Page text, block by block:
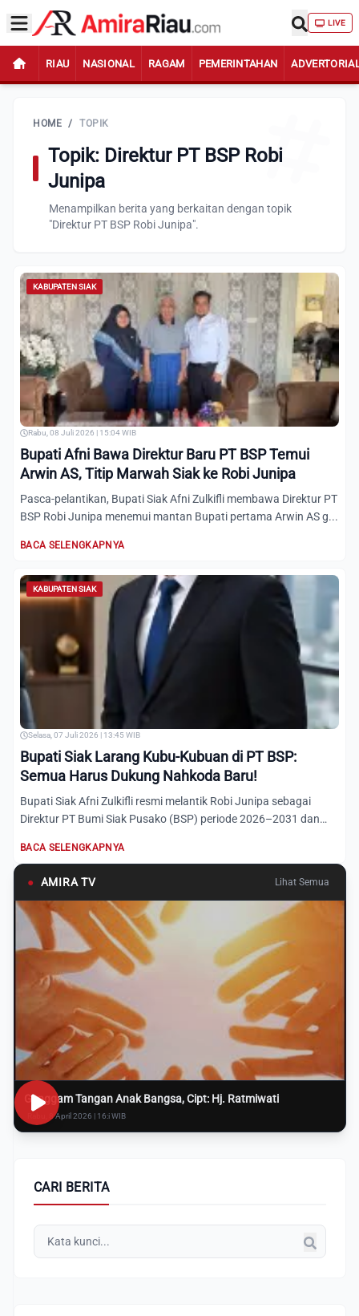
LIVE
RIAU NASIONAL RAGAM PEMERINTAHAN
HOME / TOPIK
Topik: Direktur PT BSP Robi
Junipa
Menampilkan berita yang berkaitan dengan topik
"Direktur PT BSP Robi Junipa".
KABUPATEN SIAK
Rabu, 08 Juli 2026 | 15:04 WIB
Bupati Afni Bawa Direktur Baru PT BSP Temui
Arwin AS, Titip Marwah Siak ke Robi Junipa
Pasca-pelantikan, Bupati Siak Afni Zulkifli membawa Direktur PT
BSP Robi Junipa menemui mantan Bupati pertama Arwin AS g...
BACA SELENGKAPNYA
KABUPATEN SIAK
Selasa, 07 Juli 2026 | 13:45 WIB
Bupati Siak Larang Kubu-Kubuan di PT BSP:
Semua Harus Dukung Nahkoda Baru!
Bupati Siak Afni Zulkifli resmi melantik Robi Junipa sebagai
Direktur PT Bumi Siak Pusako (BSP) periode 2026–2031 dan
BACA SELENGKAPNYA
● AMIRA TV Lihat Semua
Genggam Tangan Anak Bangsa, Cipt: Hj. Ratmiwati
Rabu, 8 April 2026 | 16:i WIB
CARI BERITA